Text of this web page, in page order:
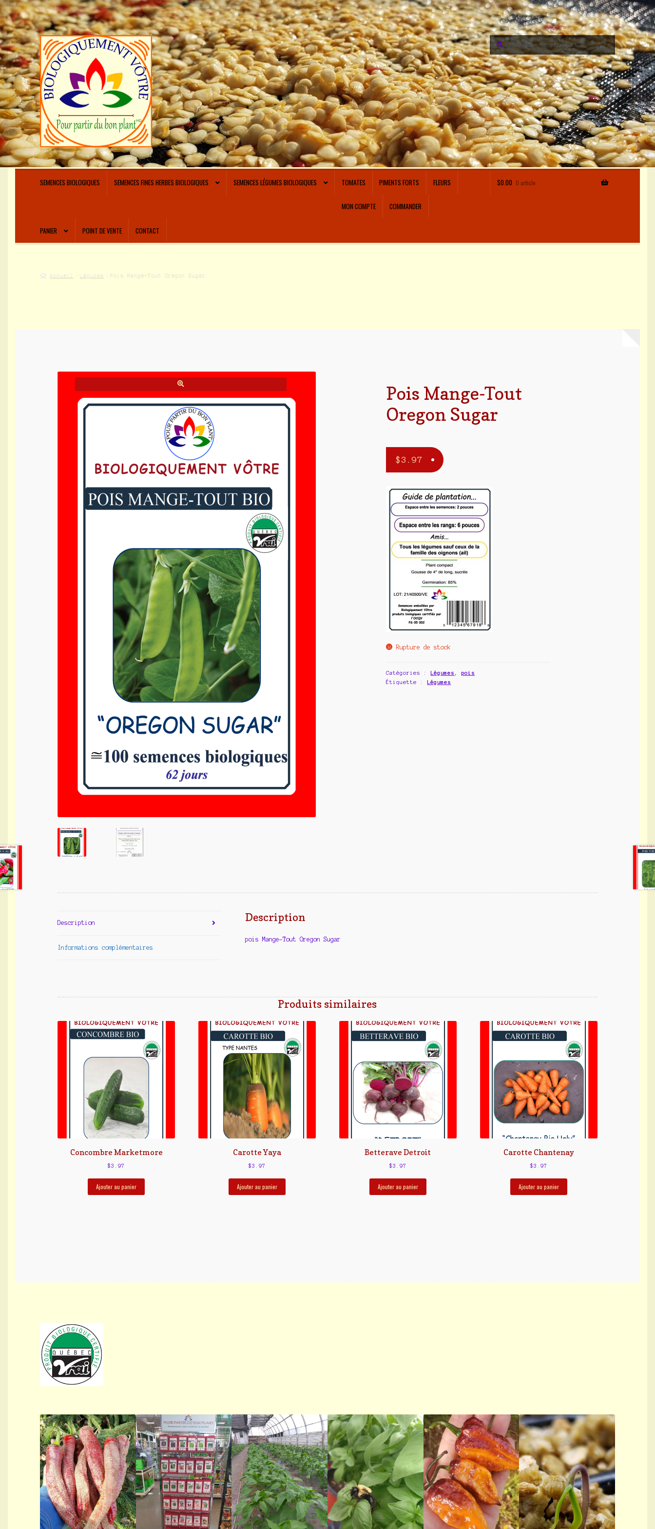
Aller
à
la
navigation
Aller
au
contenu
Recherche
pour :
Recherche
SEMENCES BIOLOGIQUES SEMENCES FINES HERBES BIOLOGIQUES SEMENCES LÉGUMES BIOLOGIQUES TOMATES PIMENTS FORTS FLEURS
MON COMPTE COMMANDER
PANIER POINT DE VENTE CONTACT
$0.00 0 article
Accueil Légumes Pois Mange-Tout Oregon Sugar
Pois Mange-Tout
Oregon Sugar
$3.97
Rupture de stock
Catégories : Légumes ,pois
Étiquette :
Légumes
Description
Informations complémentaires
Description
pois Mange-Tout Oregon Sugar
Produits similaires
Concombre Marketmore
$3.97
Ajouter au panier
Carotte Yaya
$3.97
Ajouter au panier
Betterave Detroit
$3.97
Ajouter au panier
Carotte Chantenay
$3.97
Ajouter au panier